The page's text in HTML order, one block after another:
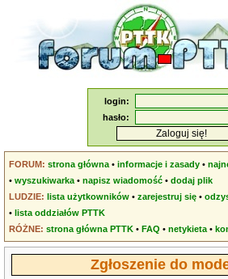
login:
hasło:
FORUM: strona główna •informacje i zasady •
•wyszukiwarka •napisz wiadomość •dodaj plik
LUDZIE: lista użytkowników •zarejestruj się •
•lista oddziałów PTTK
RÓŻNE: strona główna PTTK •FAQ •netykieta •
Zgłoszenie do